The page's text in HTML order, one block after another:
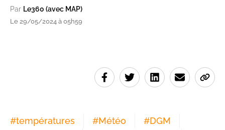
Par Le360 (avec MAP)
Le 29/05/2024 à 05h59
#températures #Météo #DGM